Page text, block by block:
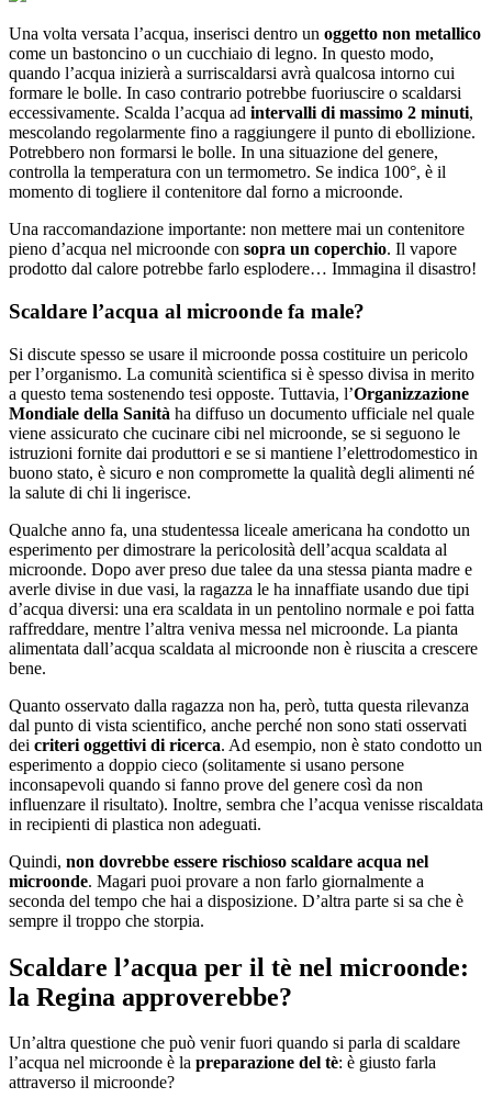
Una volta versata l’acqua, inserisci dentro un oggetto non metallico
come un bastoncino o un cucchiaio di legno. In questo modo,
quando l’acqua inizierà a surriscaldarsi avrà qualcosa intorno cui
formare le bolle. In caso contrario potrebbe fuoriuscire o scaldarsi
eccessivamente. Scalda l’acqua ad intervalli di massimo 2 minuti,
mescolando regolarmente fino a raggiungere il punto di ebollizione.
Potrebbero non formarsi le bolle. In una situazione del genere,
controlla la temperatura con un termometro. Se indica 100°, è il
momento di togliere il contenitore dal forno a microonde.
Una raccomandazione importante: non mettere mai un contenitore
pieno d’acqua nel microonde con sopra un coperchio. Il vapore
prodotto dal calore potrebbe farlo esplodere… Immagina il disastro!
Scaldare l’acqua al microonde fa male?
Si discute spesso se usare il microonde possa costituire un pericolo
per l’organismo. La comunità scientifica si è spesso divisa in merito
a questo tema sostenendo tesi opposte. Tuttavia, l’Organizzazione
Mondiale della Sanità ha diffuso un documento ufficiale nel quale
viene assicurato che cucinare cibi nel microonde, se si seguono le
istruzioni fornite dai produttori e se si mantiene l’elettrodomestico in
buono stato, è sicuro e non compromette la qualità degli alimenti né
la salute di chi li ingerisce.
Qualche anno fa, una studentessa liceale americana ha condotto un
esperimento per dimostrare la pericolosità dell’acqua scaldata al
microonde. Dopo aver preso due talee da una stessa pianta madre e
averle divise in due vasi, la ragazza le ha innaffiate usando due tipi
d’acqua diversi: una era scaldata in un pentolino normale e poi fatta
raffreddare, mentre l’altra veniva messa nel microonde. La pianta
alimentata dall’acqua scaldata al microonde non è riuscita a crescere
bene.
Quanto osservato dalla ragazza non ha, però, tutta questa rilevanza
dal punto di vista scientifico, anche perché non sono stati osservati
dei criteri oggettivi di ricerca. Ad esempio, non è stato condotto un
esperimento a doppio cieco (solitamente si usano persone
inconsapevoli quando si fanno prove del genere così da non
influenzare il risultato). Inoltre, sembra che l’acqua venisse riscaldata
in recipienti di plastica non adeguati.
Quindi, non dovrebbe essere rischioso scaldare acqua nel
microonde. Magari puoi provare a non farlo giornalmente a
seconda del tempo che hai a disposizione. D’altra parte si sa che è
sempre il troppo che storpia.
Scaldare l’acqua per il tè nel microonde:
la Regina approverebbe?
Un’altra questione che può venir fuori quando si parla di scaldare
l’acqua nel microonde è la preparazione del tè: è giusto farla
attraverso il microonde?